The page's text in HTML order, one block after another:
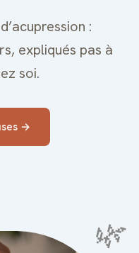
:
expliqués pas à
soi.
→
🌿